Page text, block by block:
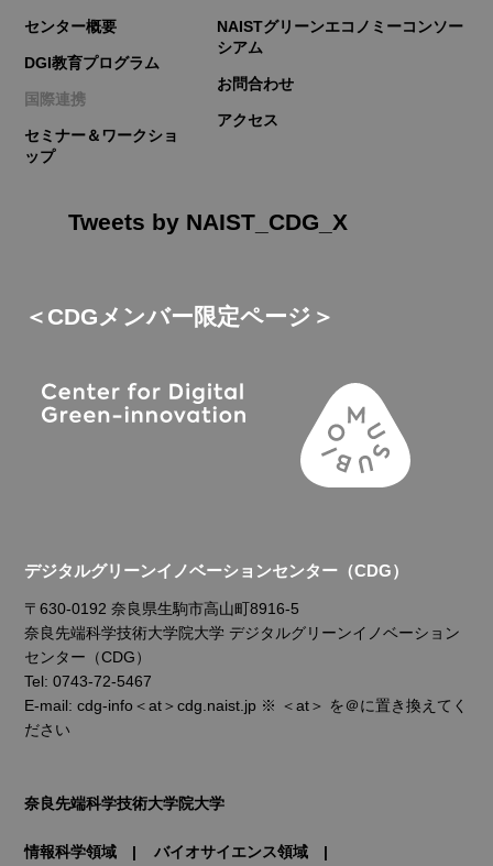
センター概要
DGI教育プログラム
国際連携
セミナー＆ワークショ
ップ
NAISTグリーンエコノミーコンソー
シアム
お問合わせ
アクセス
Tweets by NAIST_CDG_X
＜CDGメンバー限定ページ＞
デジタルグリーンイノベーションセンター（CDG）
〒630-0192 奈良県生駒市高山町8916-5
奈良先端科学技術大学院大学 デジタルグリーンイノベーション
センター（CDG）
Tel: 0743-72-5467
E-mail: cdg-info＜at＞cdg.naist.jp ※ ＜at＞ を＠に置き換えてく
ださい
奈良先端科学技術大学院大学
情報科学領域 バイオサイエンス領域